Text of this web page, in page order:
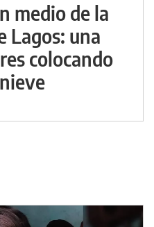
medio de la
Lagos: una
colocando